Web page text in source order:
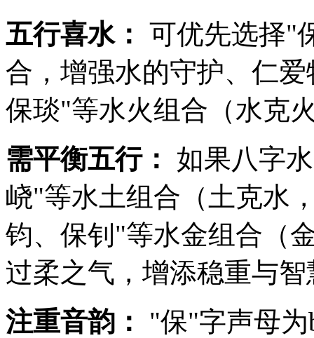
五行喜水： 可优先选择"
合，增强水的守护、仁
保琰"等水火组合（水克
需平衡五行：
如果八字
峣"等水土组合（土克水
钧、保钊"等水金组合（
过柔之气，增添稳重与智
注重音韵：
"保"字声母